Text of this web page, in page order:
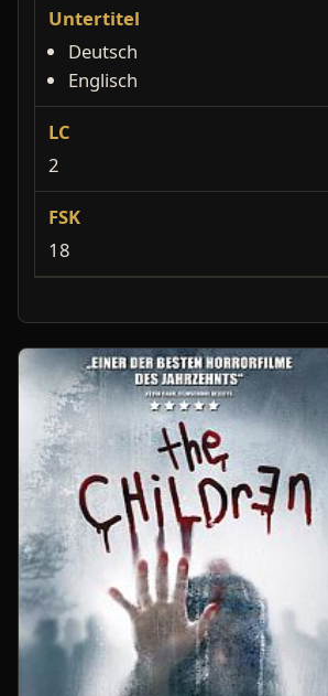
Untertitel
Deutsch
Englisch
LC
2
FSK
18